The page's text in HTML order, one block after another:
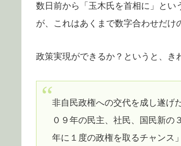
数日前から「玉木氏を首相に」と
が、これはあくまで数字合わせだけ
政策実現ができるか？というと、き
非自民政権への交代を成し遂げ
０９年の民主、社民、国民新の
年に１度の政権を取るチャンス